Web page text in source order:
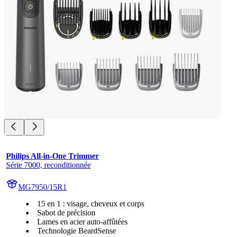
Philips All-in-One Trimmer
Série 7000, reconditionnée
MG7950/15R1
15 en 1 : visage, cheveux et corps
Sabot de précision
Lames en acier auto-affûtées
Technologie BeardSense